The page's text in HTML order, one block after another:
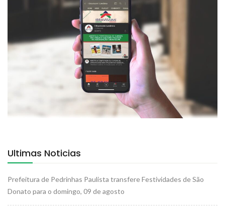
Ultimas Noticias
Prefeitura de Pedrinhas Paulista transfere Festividades de São
Donato para o domingo, 09 de agosto